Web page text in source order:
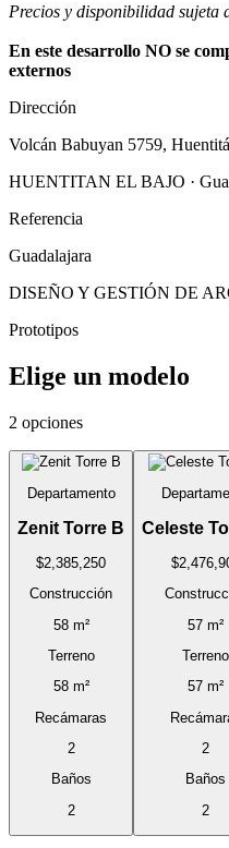
Precios y disponibilidad sujeta
En este desarrollo NO se
externos
Dirección
Volcán Babuyan 5759,
HUENTITAN EL BAJO ·
Referencia
Guadalajara
DISEÑO Y GESTIÓN DE
Prototipos
Elige un modelo
2 opciones
Departamento
Zenit Torre B
$2,385,250
Construcción
58 m²
Terreno
58 m²
Recámaras
2
Baños
2
Celeste
57 m²
Terreno
57 m²
2
Baños
2